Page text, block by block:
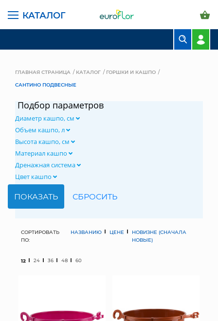
КАТАЛОГ
СВАДЕБНАЯ ФЛОРИСТИКА
МЯГКИЕ ИГРУШКИ
ГЛАВНАЯ СТРАНИЦА КАТАЛОГ
ГОРШКИ И КАШПО
САНТИНО ПОДВЕСНЫЕ
Подбор параметров
Диаметр кашпо, см
Объем кашпо, л
Высота кашпо, см
Материал кашпо
Дренажная система
Цвет кашпо
СОРТИРОВАТЬ
ПО:
НАЗВАНИЮ ЦЕНЕ
НОВИЗНЕ (СНАЧАЛА
НОВЫЕ)
12 24 36 48 60